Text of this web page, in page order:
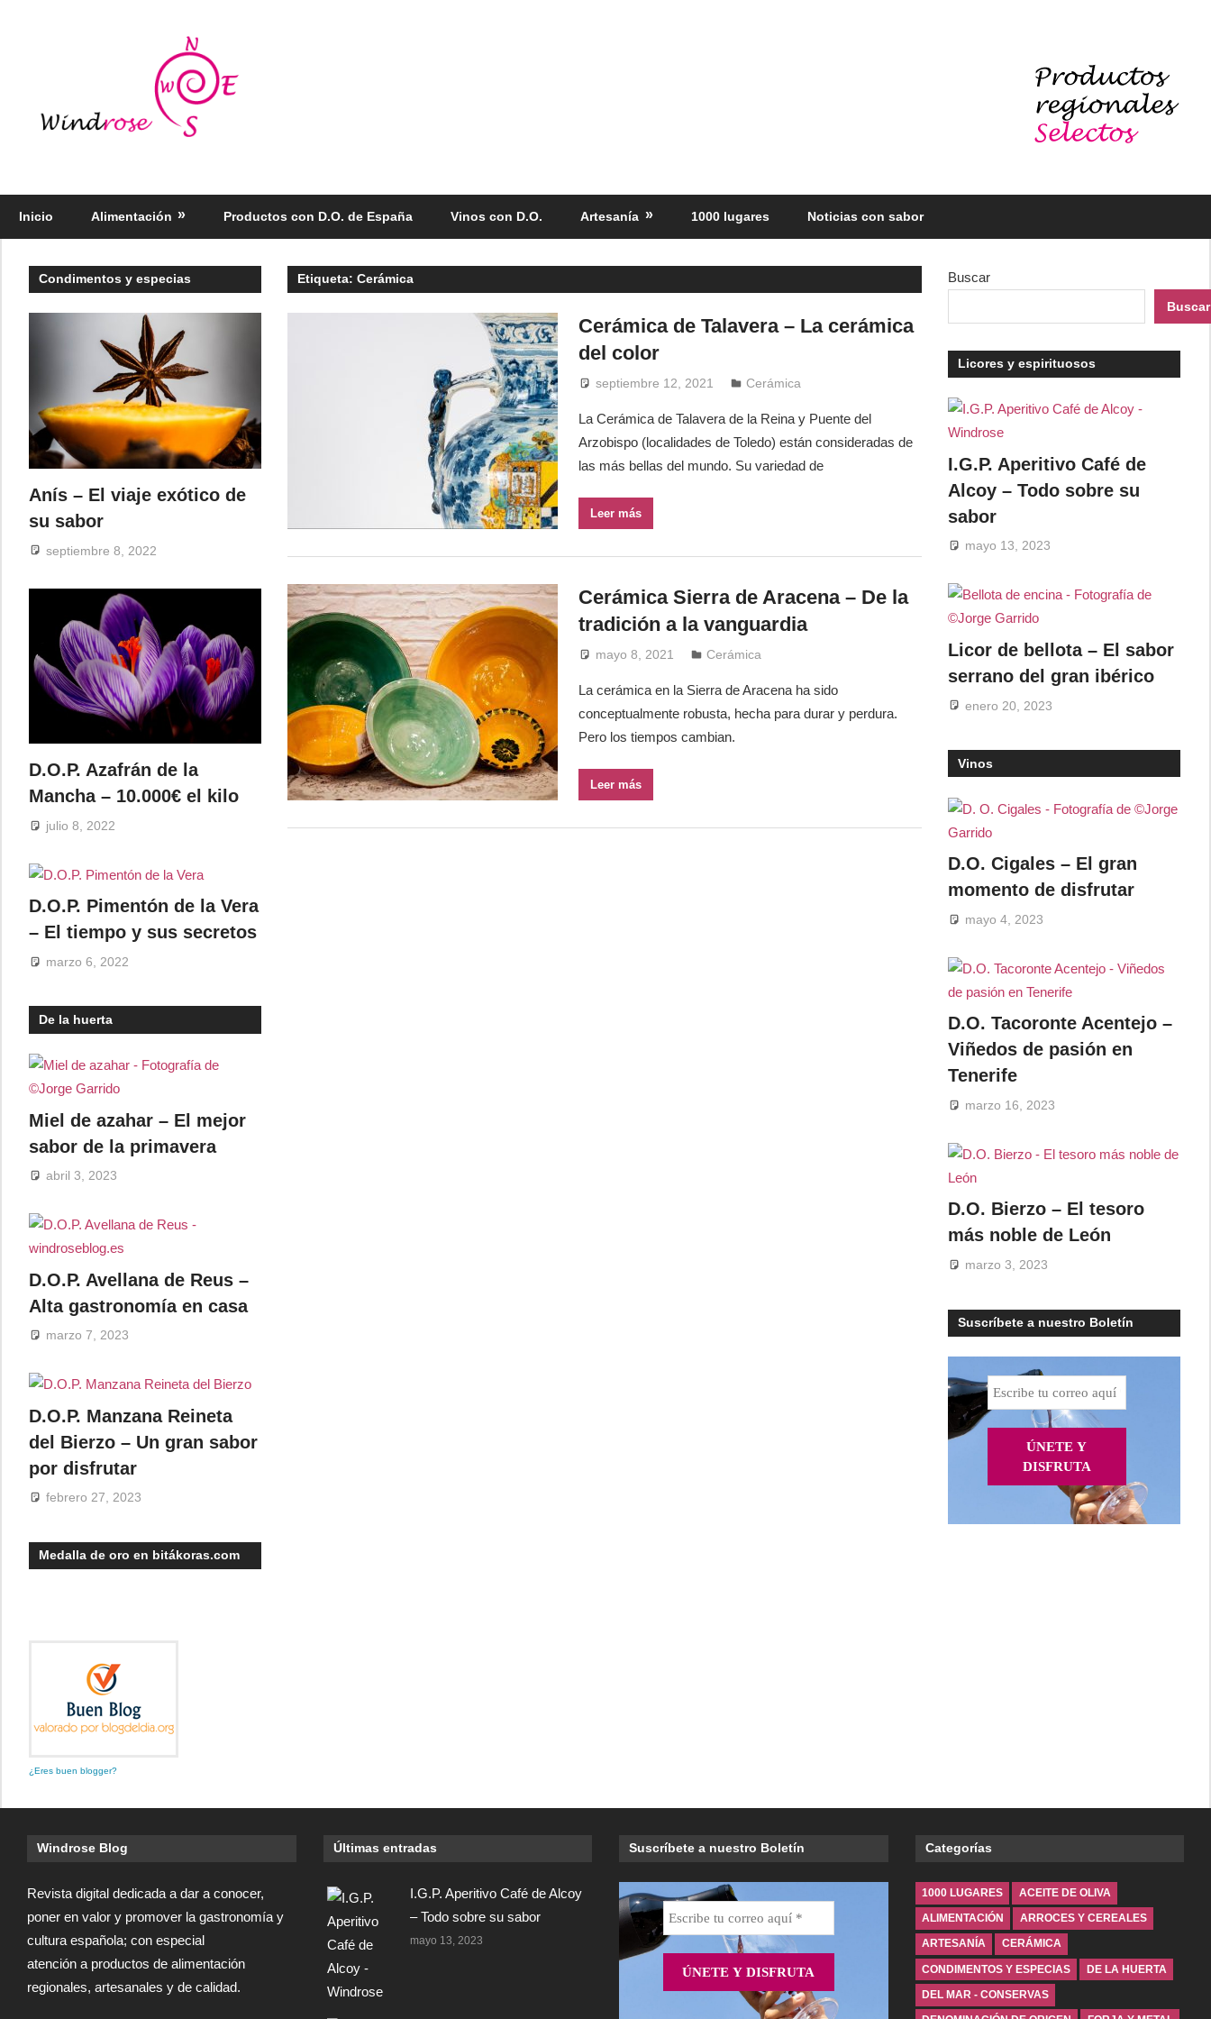
Inicio Alimentación Productos con D.O. de España Vinos con D.O. Artesanía 1000 lugares Noticias con sabor
Etiqueta:Cerámica
Cerámica de Talavera – La cerámica
del color
septiembre 12, 2021 Windrose
Cerámica
La Cerámica de Talavera de la Reina y Puente del
Arzobispo (localidades de Toledo) están consideradas de
las más bellas del mundo. Su variedad de
Leer más
Cerámica Sierra de Aracena – De la
tradición a la vanguardia
mayo 8, 2021 Windrose
Cerámica
La cerámica en la Sierra de Aracena ha sido
conceptualmente robusta, hecha para durar y perdura.
Pero los tiempos cambian.
Leer más
Condimentos y especias
Anís – El viaje exótico de
su sabor
septiembre 8, 2022
D.O.P. Azafrán de la
Mancha – 10.000€ el kilo
julio 8, 2022
D.O.P. Pimentón de la Vera
– El tiempo y sus secretos
marzo 6, 2022
De la huerta
Miel de azahar – El mejor
sabor de la primavera
abril 3, 2023
D.O.P. Avellana de Reus –
Alta gastronomía en casa
marzo 7, 2023
D.O.P. Manzana Reineta
del Bierzo – Un gran sabor
por disfrutar
febrero 27, 2023
Medalla de oro en bitákoras.com
¿Eres buen blogger?
Buscar
Buscar
Licores y espirituosos
I.G.P. Aperitivo Café de
Alcoy – Todo sobre su
sabor
mayo 13, 2023
Licor de bellota – El sabor
serrano del gran ibérico
enero 20, 2023
Vinos
D.O. Cigales – El gran
momento de disfrutar
mayo 4, 2023
D.O. Tacoronte Acentejo –
Viñedos de pasión en
Tenerife
marzo 16, 2023
D.O. Bierzo – El tesoro
más noble de León
marzo 3, 2023
Suscríbete a nuestro Boletín
Windrose Blog
Revista digital dedicada a dar a conocer,
poner en valor y promover la gastronomía y
cultura española; con especial
atención a productos de alimentación
regionales, artesanales y de calidad.
Últimas entradas
I.G.P. Aperitivo Café de Alcoy
– Todo sobre su sabor
mayo 13, 2023
Suscríbete a nuestro Boletín Categorías
1000 LUGARES ACEITE DE OLIVA
ALIMENTACIÓN ARROCES Y CEREALES
ARTESANÍA CERÁMICA
CONDIMENTOS Y ESPECIAS DE LA HUERTA
DEL MAR - CONSERVAS